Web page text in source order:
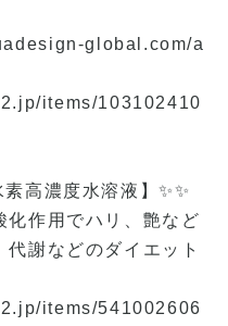
global.com/a
items/103102410
高濃度水溶液】✨✨
化作用でハリ、艶など
謝などのダイエット
items/541002606